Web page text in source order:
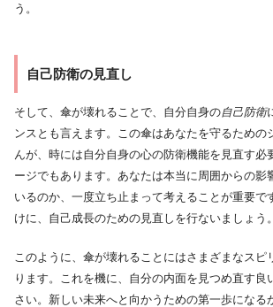
う。
自己防衛の見直し
そして、傘が壊れることで、自分自身の自己防衛
ンスとも言えます。この傘はあなたを守るための
んが、時には自分自身の心の防衛機能を見直す必
ージでもあります。あなたは本当に周囲からの影
いるのか、一度立ち止まって考えることが重要で
けに、自己成長のための見直しを行ないましょう。
このように、傘が壊れることにはさまざまなスピ
ります。これを機に、自分の内面を見つめ直す良
さい。新しい未来へと向かうための第一歩になる